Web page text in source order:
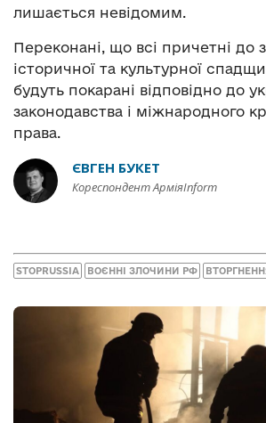
лишається невідомим.
Переконані, що всі причетні до
історичної та культурної
будуть покарані відповідно до
законодавства і міжнародного
права.
ЄВГЕН БУКЕТ
Кореспондент АрміяInform
STOPRUSSIA ВОЄННІ ЗЛОЧИНИ РФ